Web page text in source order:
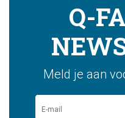
Q-
Meld je aan